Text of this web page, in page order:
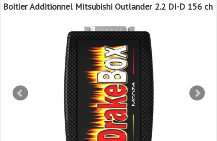
Boitier Additionnel Mitsubishi Outlander 2.2 DI-D 156 ch